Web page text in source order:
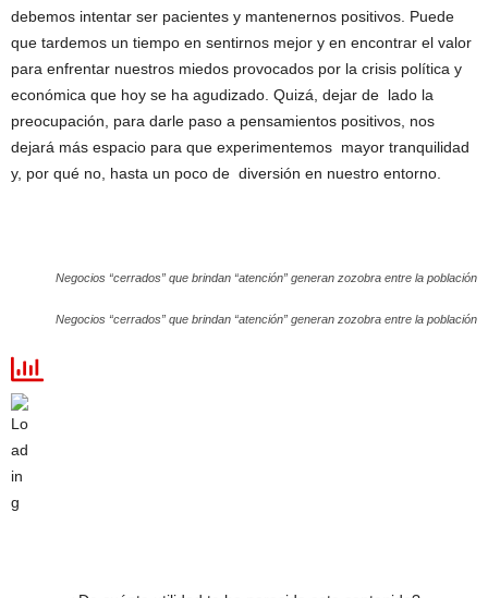
debemos intentar ser pacientes y mantenernos positivos. Puede
que tardemos un tiempo en sentirnos mejor y en encontrar el valor
para enfrentar nuestros miedos provocados por la crisis política y
económica que hoy se ha agudizado. Quizá, dejar de lado la
preocupación, para darle paso a pensamientos positivos, nos
dejará más espacio para que experimentemos mayor tranquilidad
y, por qué no, hasta un poco de diversión en nuestro entorno.
Negocios “cerrados” que brindan “atención” generan zozobra entre la población
Negocios “cerrados” que brindan “atención” generan zozobra entre la población